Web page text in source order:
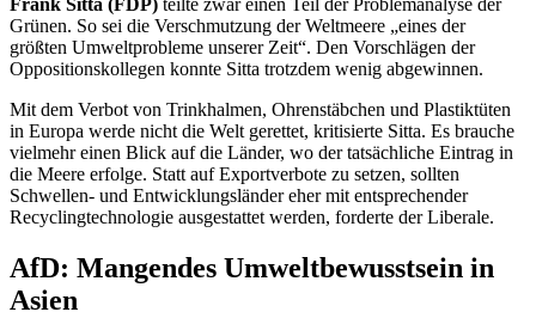
Frank Sitta (FDP) teilte zwar einen Teil der Problemanalyse der
Grünen. So sei die Verschmutzung der Weltmeere „eines der
größten Umweltprobleme unserer Zeit“. Den Vorschlägen der
Oppositionskollegen konnte Sitta trotzdem wenig abgewinnen.
Mit dem Verbot von Trinkhalmen, Ohrenstäbchen und Plastiktüten
in Europa werde nicht die Welt gerettet, kritisierte Sitta. Es brauche
vielmehr einen Blick auf die Länder, wo der tatsächliche Eintrag in
die Meere erfolge. Statt auf Exportverbote zu setzen, sollten
Schwellen- und Entwicklungsländer eher mit entsprechender
Recyclingtechnologie ausgestattet werden, forderte der Liberale.
AfD: Mangendes Umweltbewusstsein in
Asien